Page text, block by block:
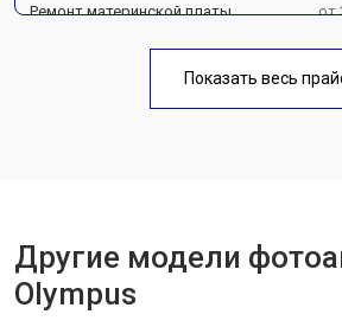
Ремонт материнской платы от
Показать весь
Другие модели
Olympus